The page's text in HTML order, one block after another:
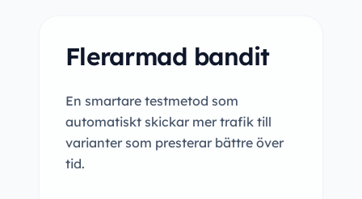
Flerarmad bandit
En smartare testmetod som
automatiskt skickar mer trafik till
varianter som presterar bättre över
tid.